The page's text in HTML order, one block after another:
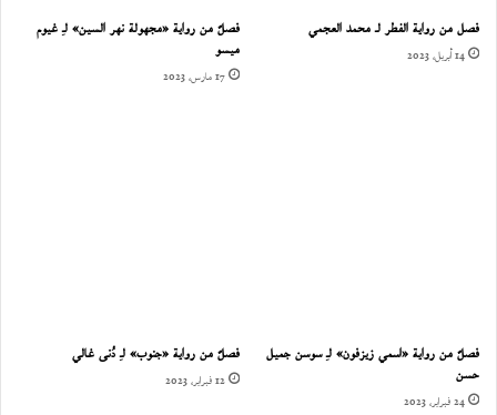
فصل من رواية الفطر لـ محمد العجمي
14 أبريل، 2023
فصلٌ من رواية «مجهولة نهر السين» لـِ غيوم
ميسو
17 مارس، 2023
فصلٌ من رواية «اسمي زيزفون» لـِ سوسن جميل
حسن
24 فبراير، 2023
فصلٌ من رواية «جنوب» لـِ دُنى غالي
12 فبراير، 2023